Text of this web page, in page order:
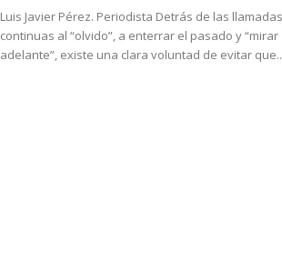
Luis Javier Pérez. Periodista Detrás de las llamadas
continuas al “olvido”, a enterrar el pasado y “mirar
adelante”, existe una clara voluntad de evitar